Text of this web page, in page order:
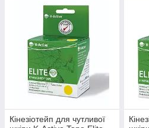
Кінезіотейп для чутливої